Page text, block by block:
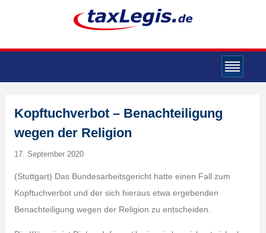
Kopftuchverbot – Benachteiligung
wegen der Religion
17. September 2020
(Stuttgart) Das Bundesarbeitsgericht hatte einen Fall zum
Kopftuchverbot und der sich hieraus etwa ergebenden
Benachteiligung wegen der Religion zu entscheiden.